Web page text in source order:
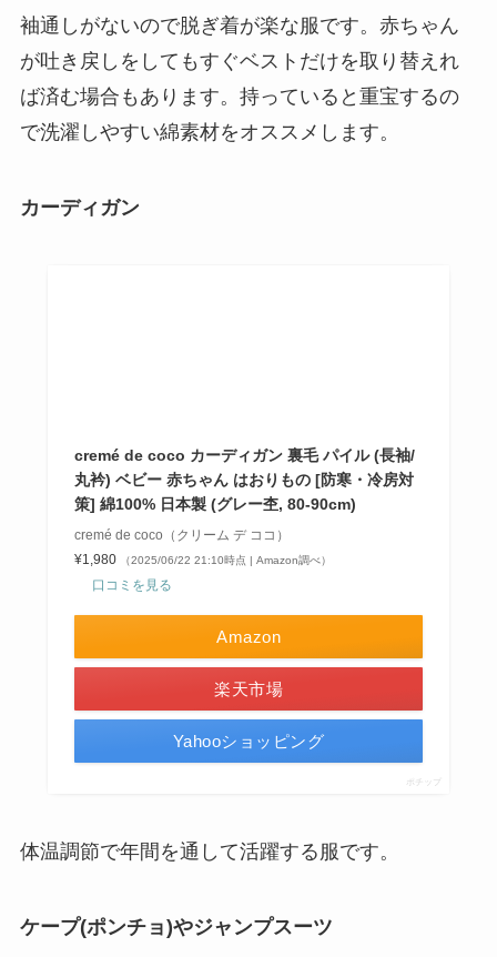
袖通しがないので脱ぎ着が楽な服です。赤ちゃん
が吐き戻しをしてもすぐベストだけを取り替えれ
ば済む場合もあります。持っていると重宝するの
で洗濯しやすい綿素材をオススメします。
カーディガン
cremé de coco カーディガン 裏毛 パイル (長袖/
丸衿) ベビー 赤ちゃん はおりもの [防寒・冷房対
策] 綿100% 日本製 (グレー杢, 80-90cm)
cremé de coco（クリーム デ ココ）
¥1,980
（2025/06/22 21:10時点 | Amazon調べ）
口コミを見る
Amazon
楽天市場
Yahooショッピング
ポチップ
体温調節で年間を通して活躍する服です。
ケープ(ポンチョ)やジャンプスーツ